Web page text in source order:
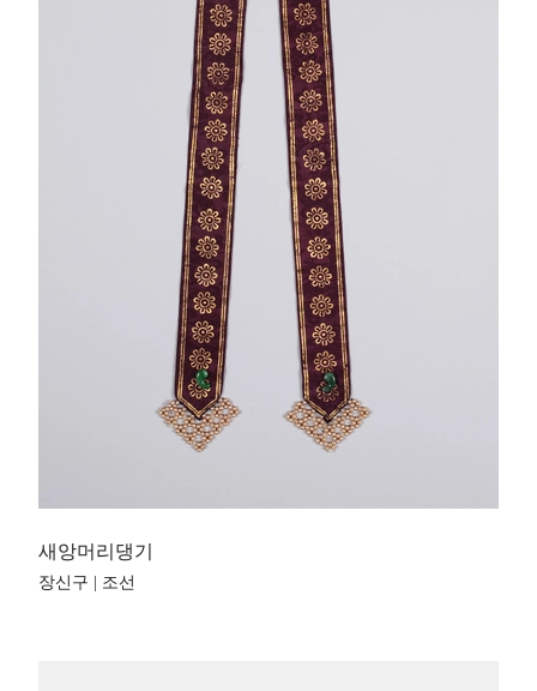
새앙머리댕기
장신구 | 조선